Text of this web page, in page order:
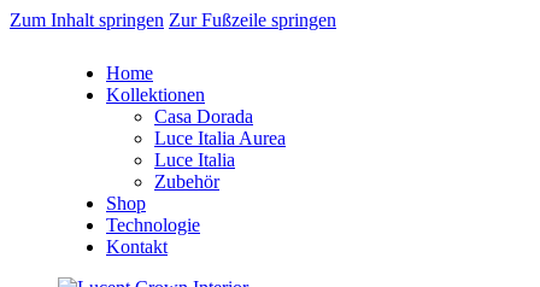
Zum Inhalt springen Zur Fußzeile springen
Home
Kollektionen
Casa Dorada
Luce Italia Aurea
Luce Italia
Zubehör
Shop
Technologie
Kontakt